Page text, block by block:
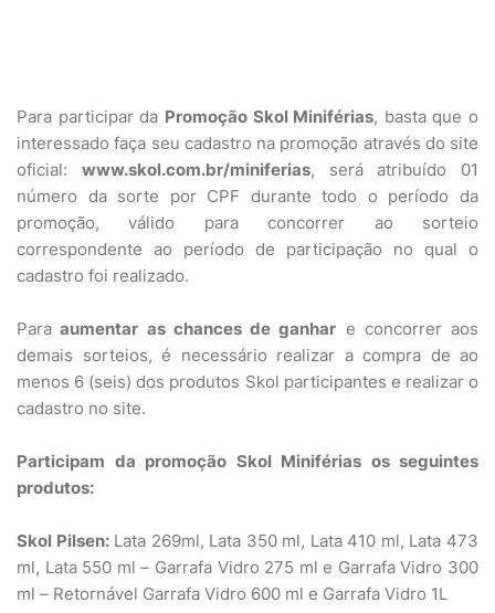
Para participar da Promoção Skol Miniférias, basta que o
interessado faça seu cadastro na promoção através do site
oficial: www.skol.com.br/miniferias, será atribuído 01
número da sorte por CPF durante todo o período da
promoção, válido para concorrer ao sorteio
correspondente ao período de participação no qual o
cadastro foi realizado.
Para aumentar as chances de ganhar e concorrer aos
demais sorteios, é necessário realizar a compra de ao
menos 6 (seis) dos produtos Skol participantes e realizar o
cadastro no site.
Participam da promoção Skol Miniférias os seguintes
produtos:
Skol Pilsen:Lata 269ml, Lata 350 ml, Lata 410 ml, Lata 473
ml, Lata 550 ml – Garrafa Vidro 275 ml e Garrafa Vidro 300
ml – Retornável Garrafa Vidro 600 ml e Garrafa Vidro 1L